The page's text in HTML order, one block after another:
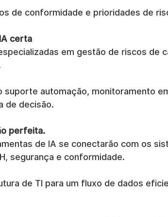
de conformidade e prioridades de
certa
em gestão de riscos de
suporte automação, monitoramento
de decisão.
perfeita.
de IA se conectarão com os
segurança e conformidade.
de TI para um fluxo de dados